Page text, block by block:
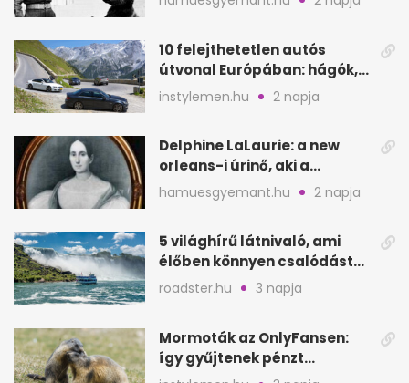
10 felejthetetlen autós
útvonal Európában: hágók,
partok, fjordok
instylemen.hu 2 napja
Delphine LaLaurie: a new
orleans-i úrinő, aki a
padláson kínzott
hamuesgyemant.hu 2 napja
5 világhírű látnivaló, ami
élőben könnyen csalódást
okozhat
roadster.hu 3 napja
Mormoták az OnlyFansen:
így gyűjtenek pénzt
amerikai kutatók